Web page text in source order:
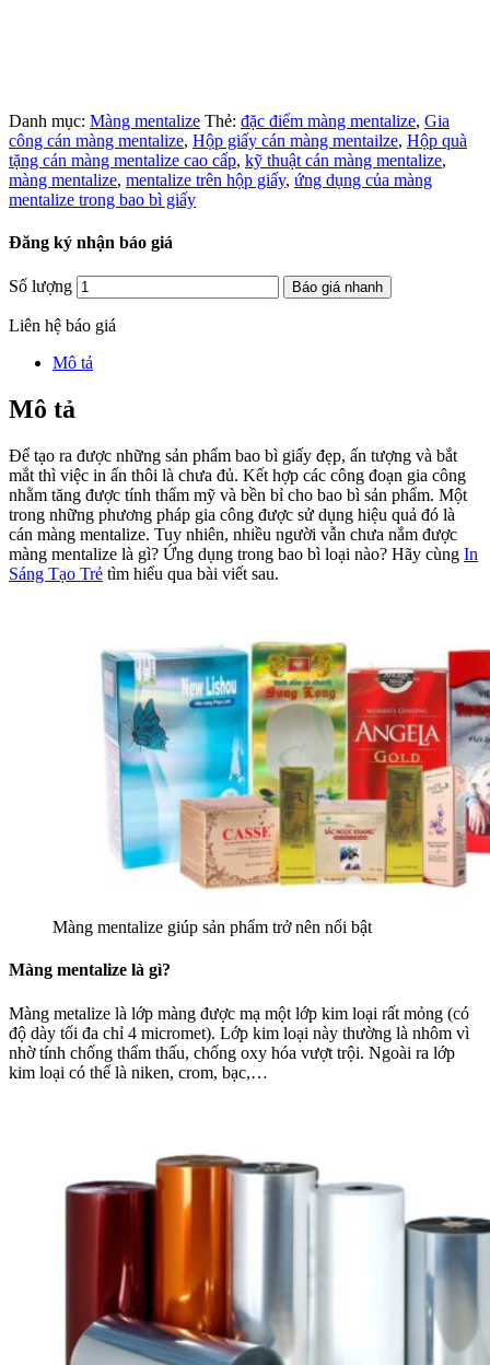
Danh mục: Màng mentalize Thẻ: đặc điểm màng mentalize, Gia
công cán màng mentalize, Hộp giấy cán màng mentailze, Hộp quà
tặng cán màng mentalize cao cấp, kỹ thuật cán màng mentalize,
màng mentalize, mentalize trên hộp giấy, ứng dụng của màng
mentalize trong bao bì giấy
Đăng ký nhận báo giá
Số lượng Báo giá nhanh
Liên hệ báo giá
Mô tả
Mô tả
Để tạo ra được những sản phẩm bao bì giấy đẹp, ấn tượng và bắt
mắt thì việc in ấn thôi là chưa đủ. Kết hợp các công đoạn gia công
nhằm tăng được tính thẩm mỹ và bền bỉ cho bao bì sản phẩm. Một
trong những phương pháp gia công được sử dụng hiệu quả đó là
cán màng mentalize. Tuy nhiên, nhiều người vẫn chưa nắm được
màng mentalize là gì? Ứng dụng trong bao bì loại nào? Hãy cùng In
Sáng Tạo Trẻ tìm hiểu qua bài viết sau.
Màng mentalize giúp sản phẩm trở nên nổi bật
Màng mentalize là gì?
Màng metalize là lớp màng được mạ một lớp kim loại rất mỏng (có
độ dày tối đa chỉ 4 micromet). Lớp kim loại này thường là nhôm vì
nhờ tính chống thẩm thấu, chống oxy hóa vượt trội. Ngoài ra lớp
kim loại có thể là niken, crom, bạc,…